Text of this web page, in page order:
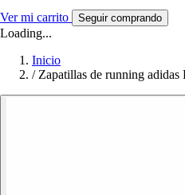
Ver mi carrito Seguir comprando
Loading...
Inicio
/ Zapatillas de running